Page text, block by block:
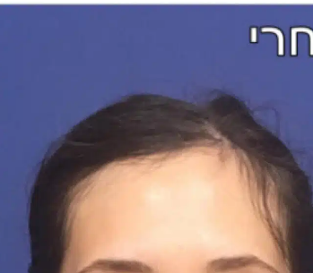
אין מאושרת ממני בבחירה
דוקטור עם